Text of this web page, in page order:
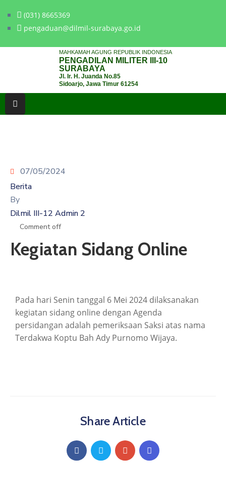
(031) 8665369
pengaduan@dilmil-surabaya.go.id
MAHKAMAH AGUNG REPUBLIK INDONESIA
PENGADILAN MILITER III-10
SURABAYA
Jl. Ir. H. Juanda No.85
Sidoarjo, Jawa Timur 61254
LAYANAN
HUKUM
PPID
KINERJA
RB
GALERI
07/05/2024
Berita
By
Dilmil III-12 Admin 2
Comment off
Kegiatan Sidang Online
Pada hari Senin tanggal 6 Mei 2024 dilaksanakan
kegiatan sidang online dengan Agenda
persidangan adalah pemeriksaan Saksi atas nama
Terdakwa Koptu Bah Ady Purnomo Wijaya.
Share Article